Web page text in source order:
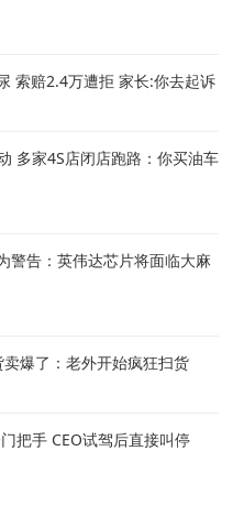
索赔2.4万遭拒 家长:你去起诉
多家4S店闭店跑路：你买油车
警告：英伟达芯片将面临大麻
爆了：老外开始疯狂扫货
把手 CEO试驾后直接叫停